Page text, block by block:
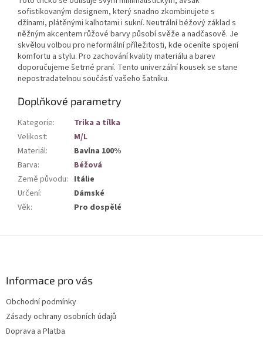
sofistikovaným designem, který snadno zkombinujete s
džínami, plátěnými kalhotami i sukní. Neutrální béžový základ s
něžným akcentem růžové barvy působí svěže a nadčasově. Je
skvělou volbou pro neformální příležitosti, kde oceníte spojení
komfortu a stylu. Pro zachování kvality materiálu a barev
doporučujeme šetrné praní. Tento univerzální kousek se stane
nepostradatelnou součástí vašeho šatníku.
Doplňkové parametry
Kategorie:
Trika a tílka
Velikost:
M/L
Materiál:
Bavlna 100%
Barva:
Béžová
Země původu: Itálie
Určení:
Dámské
Věk: Pro dospělé
Informace pro vás
Obchodní podmínky
Zásady ochrany osobních údajů
Doprava a Platba